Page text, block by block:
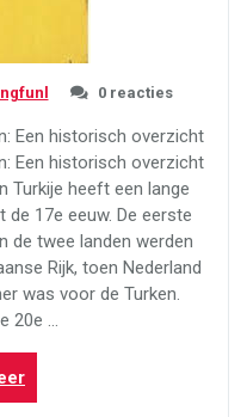
0 reacties
Een historisch overzicht
Een historisch overzicht
Turkije heeft een lange
17e eeuw. De eerste
de twee landen werden
Rijk, toen Nederland
was voor de Turken.
20e …
“De
Nederlands-